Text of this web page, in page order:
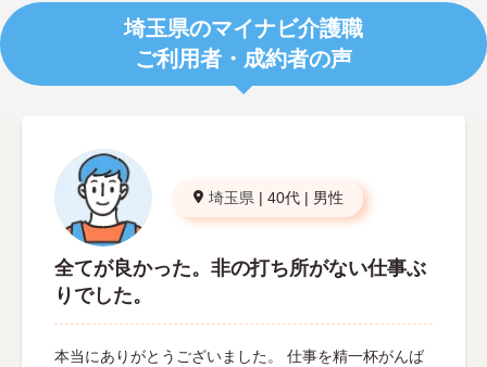
埼玉県のマイナビ介護職
ご利用者・成約者の声
埼玉県 | 40代 | 男性
全てが良かった。非の打ち所がない仕事ぶ
りでした。
本当にありがとうございました。 仕事を精一杯がんば